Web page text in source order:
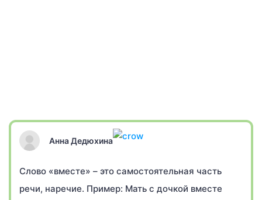
Анна Дедюхина
Слово «вместе» – это самостоятельная часть
речи, наречие. Пример: Мать с дочкой вместе